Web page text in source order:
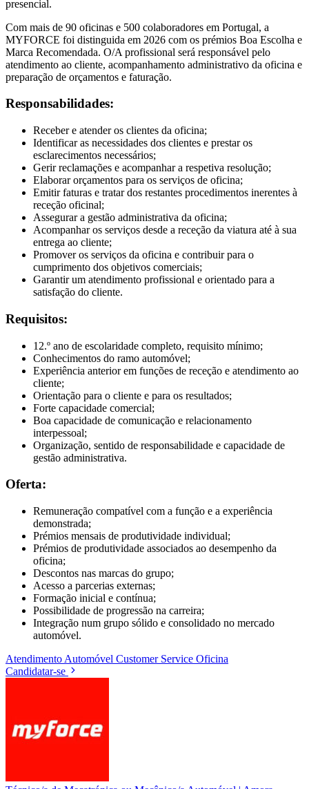
presencial.
Com mais de 90 oficinas e 500 colaboradores em Portugal, a
MYFORCE foi distinguida em 2026 com os prémios Boa Escolha e
Marca Recomendada. O/A profissional será responsável pelo
atendimento ao cliente, acompanhamento administrativo da oficina e
preparação de orçamentos e faturação.
Responsabilidades:
Receber e atender os clientes da oficina;
Identificar as necessidades dos clientes e prestar os
esclarecimentos necessários;
Gerir reclamações e acompanhar a respetiva resolução;
Elaborar orçamentos para os serviços de oficina;
Emitir faturas e tratar dos restantes procedimentos inerentes à
receção oficinal;
Assegurar a gestão administrativa da oficina;
Acompanhar os serviços desde a receção da viatura até à sua
entrega ao cliente;
Promover os serviços da oficina e contribuir para o
cumprimento dos objetivos comerciais;
Garantir um atendimento profissional e orientado para a
satisfação do cliente.
Requisitos:
12.º ano de escolaridade completo, requisito mínimo;
Conhecimentos do ramo automóvel;
Experiência anterior em funções de receção e atendimento ao
cliente;
Orientação para o cliente e para os resultados;
Forte capacidade comercial;
Boa capacidade de comunicação e relacionamento
interpessoal;
Organização, sentido de responsabilidade e capacidade de
gestão administrativa.
Oferta:
Remuneração compatível com a função e a experiência
demonstrada;
Prémios mensais de produtividade individual;
Prémios de produtividade associados ao desempenho da
oficina;
Descontos nas marcas do grupo;
Acesso a parcerias externas;
Formação inicial e contínua;
Possibilidade de progressão na carreira;
Integração num grupo sólido e consolidado no mercado
automóvel.
Atendimento Automóvel Customer Service Oficina
Candidatar-se